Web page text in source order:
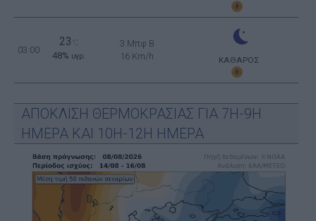
03:00
23
48% υγρ.
3 Μπφ B
16 Km/h
ΚΑΘΑΡΟΣ
ΑΠΟΚΛΙΣΗ ΘΕΡΜΟΚΡΑΣΙΑΣ ΓΙΑ 7Η-9Η
ΗΜΕΡΑ ΚΑΙ 10Η-12Η ΗΜΕΡΑ